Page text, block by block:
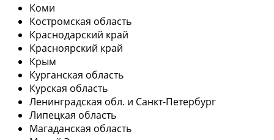
Коми
Костромская область
Краснодарский край
Красноярский край
Крым
Курганская область
Курская область
Ленинградская обл. и Санкт-Петербург
Липецкая область
Магаданская область